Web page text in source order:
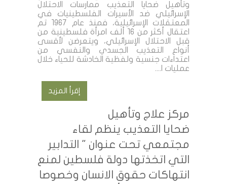
وتأهيل ضحايا التعذيب ممارسات الاحتلال
الإسرائيلي ضد الأسيرات الفلسطينيات في
المعتقلات الإسرائيلية، فمنذ عام 1967 تم
اعتقال أكثر من 16 ألف امرأة فلسطينية من
قبل الاحتلال الإسرائيلي، ويتعرضن لأقسى
أنواع التعذيب الجسدي والنفسي من
اعتداءات جنسية ولفظية الخادشة للحياء خلال
عمليات ا....
إقرأ المزيد
مركز علاج وتأهيل
ضحايا التعذيب ينظم لقاء
مجتمعي تحت عنوان " التدابير
التي اتخذتها دولة فلسطين لمنع
انتهاكات حقوق الانسان وخصوصا